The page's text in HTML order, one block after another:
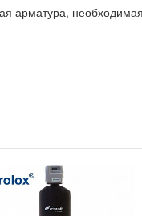
арматура,